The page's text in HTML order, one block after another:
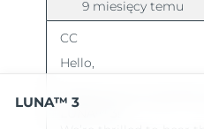
LUNA™ 3